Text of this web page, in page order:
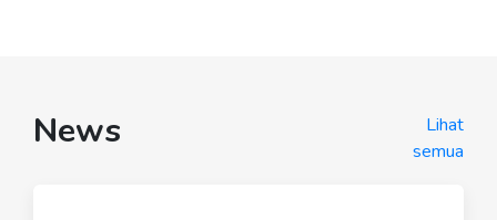
News
Lihat
semua